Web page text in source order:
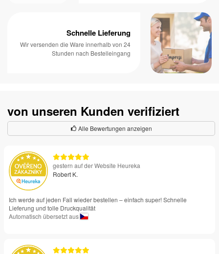
Schnelle Lieferung
Wir versenden die Ware innerhalb von 24
Stunden nach Bestelleingang
von unseren Kunden verifiziert
Alle Bewertungen anzeigen
gestern auf der Website Heureka
Robert K.
Ich werde auf jeden Fall wieder bestellen – einfach super! Schnelle
Lieferung und tolle Druckqualität
Automatisch übersetzt aus